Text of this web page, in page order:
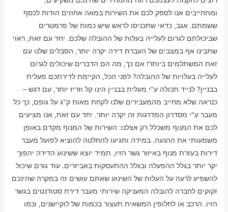
ומתחייבים אנו לספק לכם את השירות במאה אחוזים הודות לכסף
ששמתם. אגב, כדאי שתכניסו לראש שיש כמות של פרמטרים
שביכולתם לגרום לעלייה בעלות של ההובלה שלכם. יחד עם זאת, ראוי
שתבינו אף במצבים של העברת דירה יקרה יותר, הסבלים שלנו עם
זאת המשתלמים ביותר! אם כך, מה הם הדברים שיכולים לגרום
לעלייה בעלויות של ההובלה? לפני הכל, הקיימת לדירתכם מעלית
בבניין? לנייד תכולה ע"י מעלית בבניין הינו קל וזריז יותר, עם דגש –
כנראה שלא מחייב מהמעבירים שלנו לקחת מאות ק"ג על גופם, כך כל
מעבר ע"י מסדרון המדרגות זה יקרה יותר. יחד עם זאת, אנו מציעים
לכם את המנוף משכלל רק אצלנו: השירות של המנוף מקדם באופן
משמעותי את ההנעה. במידה ותגיעו להחלטה להוציא לפועל מעבר
דירות בעזרת מנוף באיזור גשר הזיו, תמיד יוצא ששינוע הדירה יהפוך
יקר יותר בגלל ההפעלה ובגלל ההתעסקות באביזרים. עוד גורם שיכול
להשפיע לרעה על העלות של השינוע שאתם עושים זה במקרה שהינכם
זקוקים לחברה להובלה המעניקה שירותי מעבר דירת סטודנטים בגשר
הזיו. הרכב או לחלופין המשאית תעצור בכמות של לוקיישנים, וכמו